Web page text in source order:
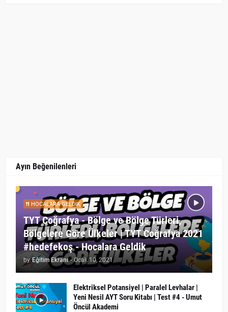
Ayın Beğenilenleri
HOCALARA GELDIK
TYT Coğrafya - Bölge ve Bölge Türleri,
Bölgelere Göre Ülkeler | TYT Coğrafya 2021
#hedefekoş - Hocalara Geldik
by Eğitim Ekranı - Ocak 10, 2021
Elektriksel Potansiyel | Paralel Levhalar |
Yeni Nesil AYT Soru Kitabı | Test #4 - Umut
Öncül Akademi